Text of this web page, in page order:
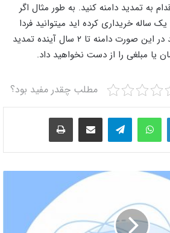
به تمدید دامنه کنید. به طور مثال اگر
ساله خریداری کرده اید میتوانید فردا
اقدام به تمدید دامنه کنید در این صورت دامنه تا ۲ سال آینده تمدید
یا مبلغی را از دست نخواهید داد.
مطلب چقدر مفید بود؟
لینکدینواتس آپ تلگرام اشتراک گذاری از طریق ایمیل چاپ